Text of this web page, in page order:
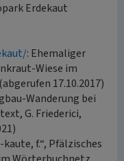
Erdekaut
: Ehemaliger
Wiese im
17.10.2017)
Wanderung bei
G. Friederici,
kaute, f.“, Pfälzisches